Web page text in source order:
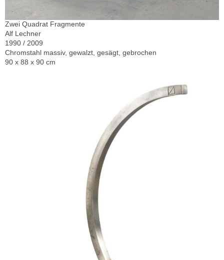
Zwei Quadrat Fragmente
Alf Lechner
1990 / 2009
Chromstahl massiv, gewalzt, gesägt, gebrochen
90 x 88 x 90 cm